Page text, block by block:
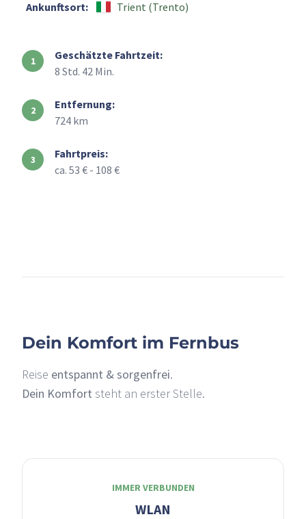
Ankunftsort:
Trient (Trento)
Geschätzte Fahrtzeit:
8 Std. 42 Min.
Entfernung:
724 km
Fahrtpreis:
ca. 53 € - 108 €
Dein Komfort im Fernbus
Reise entspannt & sorgenfrei.
Dein Komfort steht an erster Stelle.
IMMER VERBUNDEN
WLAN